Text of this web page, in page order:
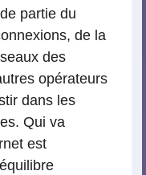
partie du
de la
des
opérateurs
dans les
Qui va
est